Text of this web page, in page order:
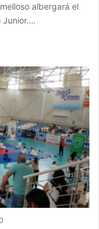
albergará el
Junior.…